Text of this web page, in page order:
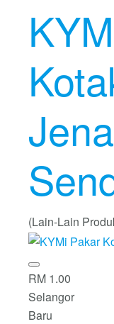
(Lain-Lain
RM 1.00
Selangor
Baru